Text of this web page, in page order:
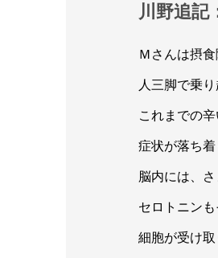
川野追記
Ｍさんは摂
人三脚で乗り
これまでの
症状が落ち
脳内には、
セロトニン
細胞が受け取